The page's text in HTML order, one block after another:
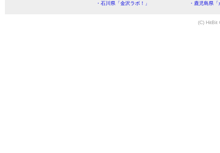
・石川県「金沢ラボ！」
・鹿児島県
(C) HitBit